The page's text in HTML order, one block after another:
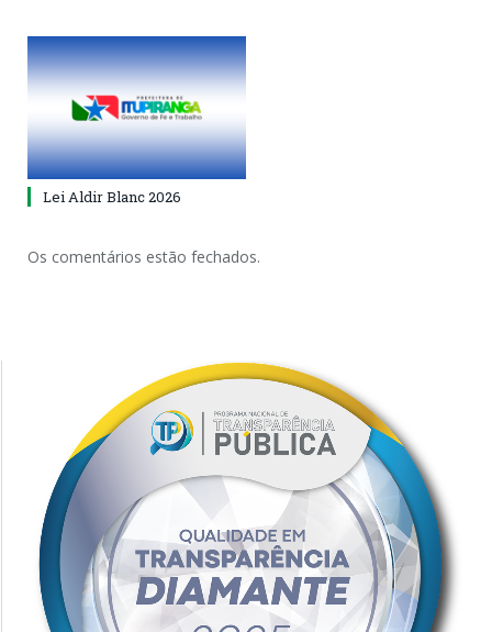
Lei Aldir Blanc 2026
Os comentários estão fechados.